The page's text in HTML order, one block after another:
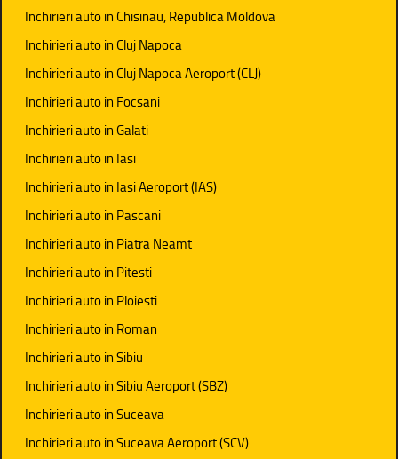
Inchirieri auto in Chisinau, Republica Moldova
Inchirieri auto in Cluj Napoca
Inchirieri auto in Cluj Napoca Aeroport (CLJ)
Inchirieri auto in Focsani
Inchirieri auto in Galati
Inchirieri auto in Iasi
Inchirieri auto in Iasi Aeroport (IAS)
Inchirieri auto in Pascani
Inchirieri auto in Piatra Neamt
Inchirieri auto in Pitesti
Inchirieri auto in Ploiesti
Inchirieri auto in Roman
Inchirieri auto in Sibiu
Inchirieri auto in Sibiu Aeroport (SBZ)
Inchirieri auto in Suceava
Inchirieri auto in Suceava Aeroport (SCV)